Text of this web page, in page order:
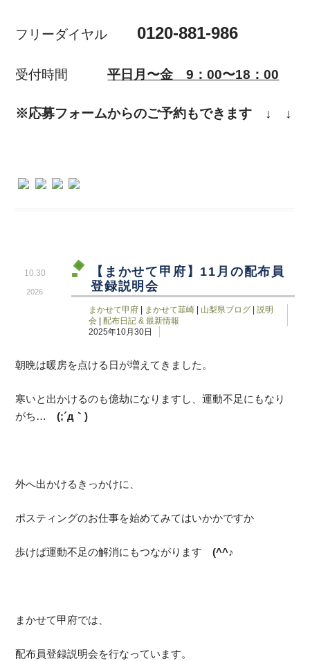
フリーダイヤル 0120-881-986
受付時間 平日月〜金 9：00〜18：00
※応募フォームからのご予約もできます ↓ ↓
【まかせて甲府】11月の配布員
登録説明会
まかせて甲府 | まかせて韮崎 | 山梨県ブログ |説明
会 | 配布日記 & 最新情報
2025年10月30日
2026
10.30
朝晩は暖房を点ける日が増えてきました。
寒いと出かけるのも億劫になりますし、運動不足にもなり
がち…(;´д｀)
外へ出かけるきっかけに、
ポスティングのお仕事を始めてみてはいかかですか
歩けば運動不足の解消にもつながります(^^♪
まかせて甲府では、
配布員登録説明会を行なっています。